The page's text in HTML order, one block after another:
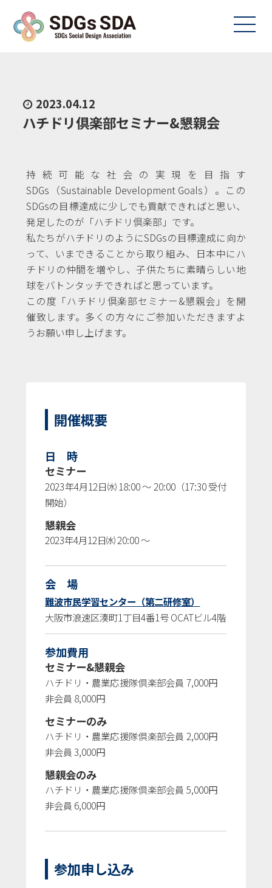
2023.04.12
ハチドリ倶楽部セミナー&懇親会
持続可能な社会の実現を目指す
SDGs（Sustainable Development Goals）。この
SDGsの目標達成に少しでも貢献できればと思い、
発足したのが「ハチドリ倶楽部」です。
私たちがハチドリのようにSDGsの目標達成に向か
って、いまできることから取り組み、日本中にハ
チドリの仲間を増やし、子供たちに素晴らしい地
球をバトンタッチできればと思っています。
この度「ハチドリ倶楽部セミナー&懇親会」を開
催致します。多くの方々にご参加いただきますよ
うお願い申し上げます。
開催概要
日 時
セミナー
2023年4月12日㈬ 18:00 ～ 20:00（17:30 受付
開始）
懇親会
2023年4月12日㈬ 20:00 ～
会 場
難波市民学習センター（第二研修室）
大阪市浪速区湊町1丁目4番1号 OCATビル4階
参加費用
セミナー&懇親会
ハチドリ・農業応援隊倶楽部会員 7,000円
非会員 8,000円
セミナーのみ
ハチドリ・農業応援隊倶楽部会員 2,000円
非会員 3,000円
懇親会のみ
ハチドリ・農業応援隊倶楽部会員 5,000円
非会員 6,000円
参加申し込み